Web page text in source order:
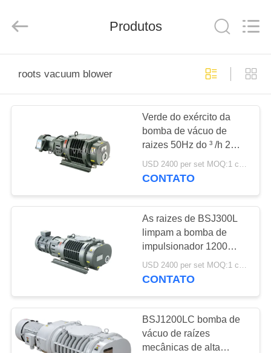
CASA
SOBRE
FÁBRICA
CONTROLE
DE
QUALIDADE
Energy
Equipment
Produtos
roots vacuum blower
Verde do exército da
bomba de vácuo de
raizes 50Hz do ³ /h 2
Polos de BSJ70L
160CFM 280m 0.75KW
USD 2400 per set MOQ:1 conjunto
CONTATO
As raizes de BSJ300L
limpam a bomba de
impulsionador 1200
simetria geométrica do ³
/h 3.7kW de m boa,
USD 2400 per set MOQ:1 conjunto
CONTATO
BSJ1200LC bomba de
vácuo de raízes
mecânicas de alta